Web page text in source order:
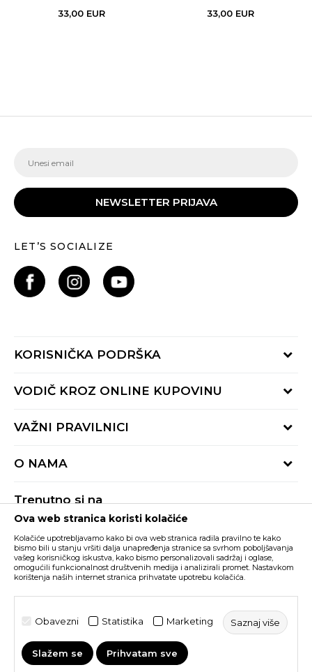
33,00 EUR 33,00 EUR
NEWSLETTER PRIJAVA
LET’S SOCIALIZE
KORISNIČKA PODRŠKA
Provjeri status porudžbine
Radno vrijeme 9-16h
VODIČ KROZ ONLINE KUPOVINU
Načini isporuke
Reklamacije
VAŽNI PRAVILNICI
Pravila Sport&Bonus programa
O NAMA
BUZZ Shopovi
Postani dio BUZZ tima
Trenutno si na
Buzz Crna Gora PROMIJENI
Nastojimo da budemo što precizniji u opisu proizvoda, prikazu slika i samih
cijena, ali ne možemo garantovati da su sve informacije kompletne i bez
grešaka. Svi artikli prikazani na sajtu su dio naše ponude i ne podrazumijeva da
su dostupni u svakom trenutku. Raspoloživost robe možete provjeriti pozivom
©2026www.buzzsneakers.me, IzradaNB SOFT. Sva prava
Ova web stranica koristi kolačiće
Kolačiće upotrebljavamo kako bi ova web stranica radila pravilno te kako
bismo bili u stanju vršiti dalja unapređenja stranice sa svrhom poboljšavanja
vašeg korisničkog iskustva, kako bismo personalizovali sadržaj i oglase,
omogućili funkcionalnost društvenih medija i analizirali promet. Nastavkom
korištenja naših internet stranica prihvatate upotrebu kolačića.
Obavezni Statistika Marketing Saznaj više
Slažem se Prihvatam sve